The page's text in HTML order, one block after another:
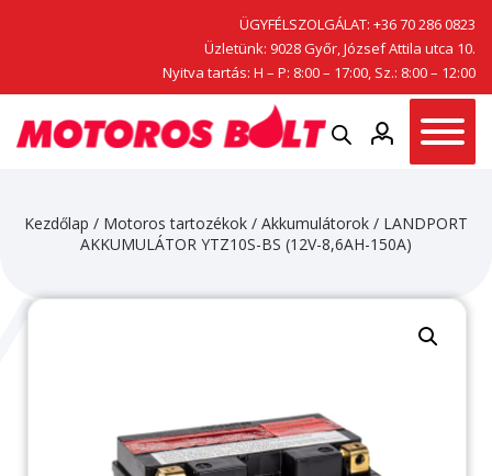
ÜGYFÉLSZOLGÁLAT: +36 70 286 0823
Üzletünk: 9028 Győr, József Attila utca 10.
Nyitva tartás: H – P: 8:00 – 17:00, Sz.: 8:00 – 12:00
Kezdőlap / Motoros tartozékok / Akkumulátorok / LANDPORT
AKKUMULÁTOR YTZ10S-BS (12V-8,6AH-150A)